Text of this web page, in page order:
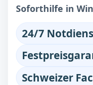
Soforthilfe in
24/7
Schweizer